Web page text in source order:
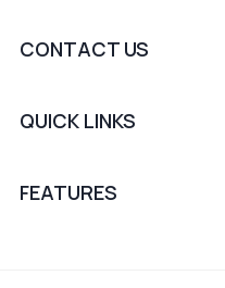
CONTACT US
QUICK LINKS
FEATURES